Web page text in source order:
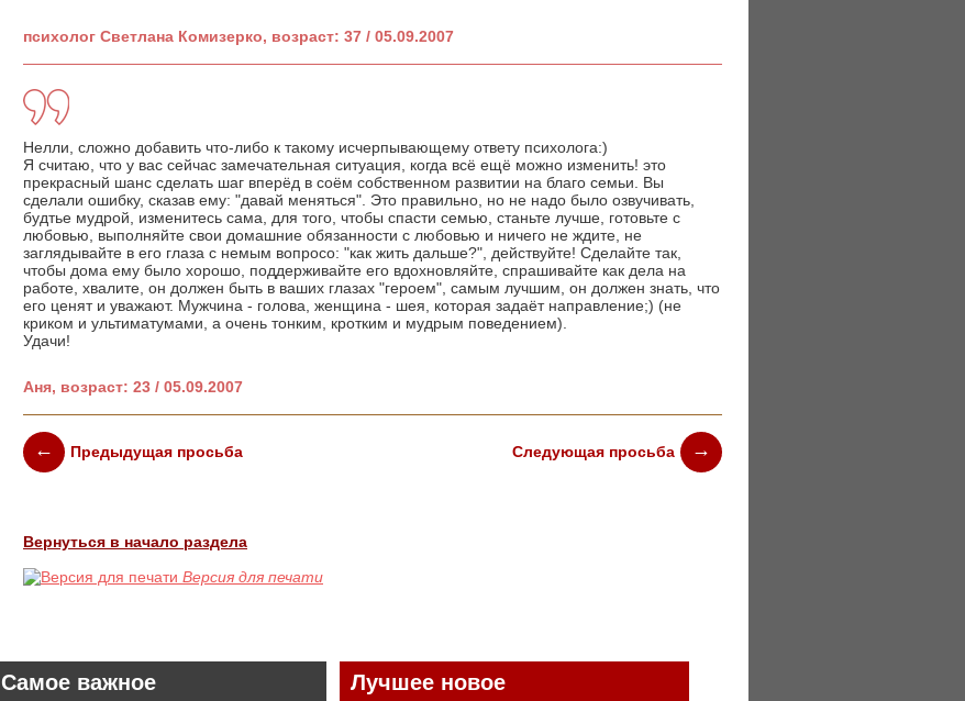
психолог Светлана Комизерко, возраст: 37 / 05.09.2007
Нелли, сложно добавить что-либо к такому исчерпывающему ответу психолога:)
Я считаю, что у вас сейчас замечательная ситуация, когда всё ещё можно изменить! это
прекрасный шанс сделать шаг вперёд в соём собственном развитии на благо семьи. Вы
сделали ошибку, сказав ему: "давай меняться". Это правильно, но не надо было озвучивать,
будтье мудрой, изменитесь сама, для того, чтобы спасти семью, станьте лучше, готовьте с
любовью, выполняйте свои домашние обязанности с любовью и ничего не ждите, не
заглядывайте в его глаза с немым вопросо: "как жить дальше?", действуйте! Сделайте так,
чтобы дома ему было хорошо, поддерживайте его вдохновляйте, спрашивайте как дела на
работе, хвалите, он должен быть в ваших глазах "героем", самым лучшим, он должен знать, что
его ценят и уважают. Мужчина - голова, женщина - шея, которая задаёт направление;) (не
криком и ультиматумами, а очень тонким, кротким и мудрым поведением).
Удачи!
Аня, возраст: 23 / 05.09.2007
Предыдущая просьба Следующая просьба
Вернуться в начало раздела
Версия для печати
Самое важное Лучшее новое